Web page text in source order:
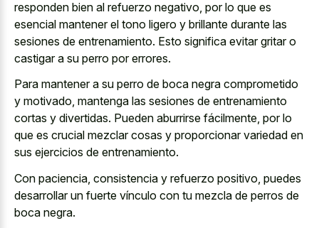
responden bien al refuerzo negativo, por lo que es
esencial mantener el tono ligero y brillante durante las
sesiones de entrenamiento. Esto significa evitar gritar o
castigar a su perro por errores.
Para mantener a su perro de boca negra comprometido
y motivado, mantenga las sesiones de entrenamiento
cortas y divertidas. Pueden aburrirse fácilmente, por lo
que es crucial mezclar cosas y proporcionar variedad en
sus ejercicios de entrenamiento.
Con paciencia, consistencia y refuerzo positivo, puedes
desarrollar un fuerte vínculo con tu mezcla de perros de
boca negra.